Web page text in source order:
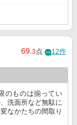
69.3点 12件
のものは揃ってい
洗面所など無駄に
なかたちの間取り